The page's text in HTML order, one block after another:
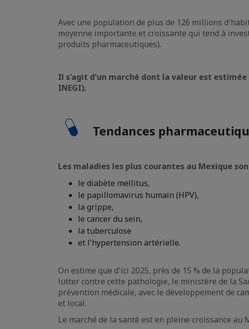
Avec une population de plus de 126 millions
moyenne importante et croissante qui tend à
produits pharmaceutiques).
Il s'agit d'un marché dont la valeur est estimée
INEGI).
Tendances
Les maladies les plus courantes au Mexique
le diabète mellitus,
le papillomavirus humain (HPV),
la grippe,
le cancer du sein,
la tuberculose
et l'hypertension artérielle.
​​​On estime que d'ici 2025, près de 15 % de la
lutter contre cette pathologie, le ministère de la
prévention médicale, avec le développement de
et local.
Le marché de la santé est en pleine croissance au